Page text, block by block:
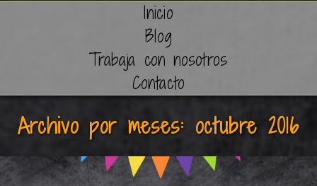
Inicio
Blog
Trabaja con nosotros
Contacto
Archivo por meses: octubre 2016